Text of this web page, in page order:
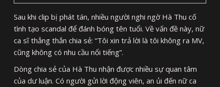
Sau khi clip bị phát tán, nhiều người nghi ngờ Hà Thu cố
tình tạo scandal để đánh bóng tên tuổi. Về vấn đề này, nữ
ca sĩ thẳng thắn chia sẻ: “Tôi xin trả lời là tôi không ra MV,
cũng không có nhu cầu nổi tiếng”.
Dòng chia sẻ của Hà Thu nhận được nhiều sự quan tâm
của dư luận. Có người gửi lời động viên, an ủi đến nữ ca